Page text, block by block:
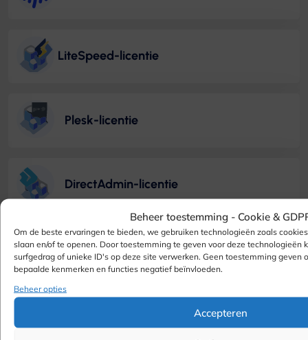
Beheer toestemming - Cookie &
Om de beste ervaringen te bieden, we gebruiken technologieën zoals
slaan en/of te openen. Door toestemming te geven voor deze technologieën
surfgedrag of unieke ID's op deze site verwerken. Geen toestemming geven
bepaalde kenmerken en functies negatief beïnvloeden.
Beheer opties
Accepteren
LiteSpeed-licentie
Plesk-licentie
DirectAdmin-licentie
CloudLinux-licentie